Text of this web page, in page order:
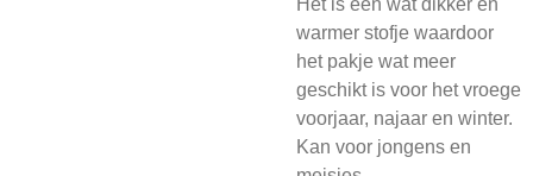
Het is een wat dikker en
warmer stofje waardoor
het pakje wat meer
geschikt is voor het vroege
voorjaar, najaar en winter.
Kan voor jongens en